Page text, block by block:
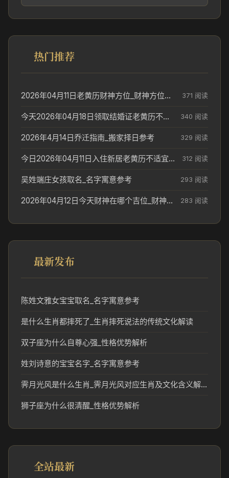
热门推荐
2026年04月11日老黄历财神方位_财神方位与供奉讲究 371 阅读
今天2026年04月18日领取结婚证老黄历不适合吗_领证日期参考 340 阅读
2026年4月14日乔迁指南_搬家择日参考 329 阅读
今日2026年04月11日入住新居老黄历不适宜吗_搬家择日参考 312 阅读
吴姓端庄女孩取名_名字寓意参考 293 阅读
2026年04月12日今天财神在哪个吉位_财神方位参考 283 阅读
最新发布
陈姓文雅女宝宝取名_名字寓意参考
是什么生肖都摔死了_生肖摔死说法的传统文化解读
双子座为什么自尊心强_性格优势解析
姓刘诗意的宝宝名字_名字寓意参考
霁月光风是什么生肖_霁月光风对应生肖及文化含义解析
狮子座为什么很清醒_性格优势解析
全站最新